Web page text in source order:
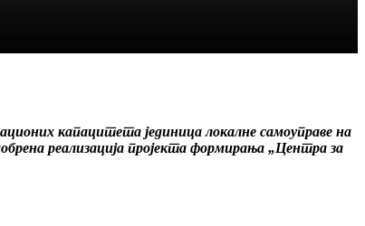
капацитета јединица локалне самоуправе на
реализација пројекта формирања „Центра за